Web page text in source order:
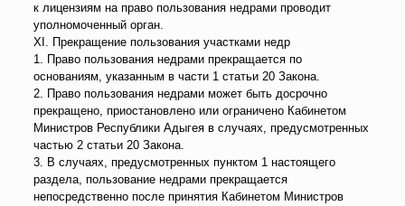
к лицензиям на право пользования недрами проводит
уполномоченный орган.
XI. Прекращение пользования участками недр
1. Право пользования недрами прекращается по
основаниям, указанным в части 1 статьи 20 Закона.
2. Право пользования недрами может быть досрочно
прекращено, приостановлено или ограничено Кабинетом
Министров Республики Адыгея в случаях, предусмотренных
частью 2 статьи 20 Закона.
3. В случаях, предусмотренных пунктом 1 настоящего
раздела, пользование недрами прекращается
непосредственно после принятия Кабинетом Министров